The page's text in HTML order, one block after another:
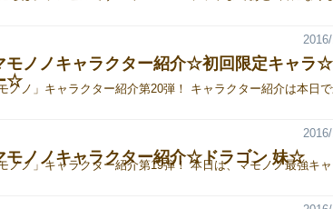
ノノキャラクター紹介☆初回限定キャラ☆
☆
ノノキャラクター紹介☆ドラゴン 妹☆